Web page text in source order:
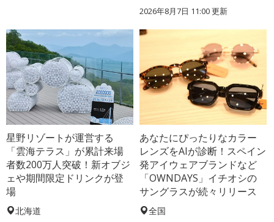
2026年8月7日 11:00更新
星野リゾートが運営する
「雲海テラス」が累計来場
者数200万人突破！新オブジ
ェや期間限定ドリンクが登
場
北海道
あなたにぴったりなカラー
レンズをAIが診断！スペイン
発アイウェアブランドなど
「OWNDAYS」イチオシの
サングラスが続々リリース
全国